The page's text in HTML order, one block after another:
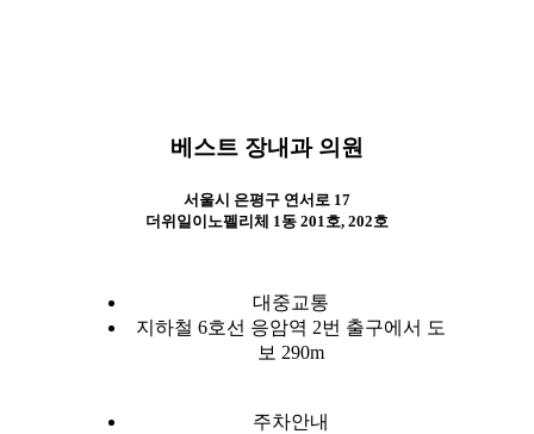
베스트 장내과 의원
서울시 은평구 연서로 17
더위일이노펠리체 1동 201호, 202호
대중교통
지하철 6호선 응암역 2번 출구에서 도
보 290m
주차안내